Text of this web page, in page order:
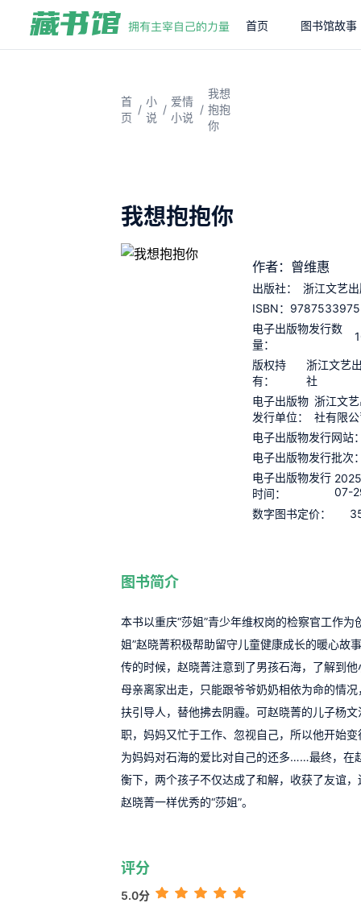
首页 图书馆故事
首
页
/
小
说
/
爱情
小说
/
我想
抱抱
你
我想抱抱你
作者：曾维惠
出版社：
浙江文艺
ISBN：
电子出版物发行数
量：
版权持
有：
浙江文艺
社
电子出版物
发行单位：
浙江文
社有限
电子出版物发行网站
电子出版物发行批次
电子出版物发行
时间：
07-
数字图书定价：
图书简介
本书以重庆“莎姐”青少年维权岗的检察官工作为
姐”赵晓菁积极帮助留守儿童健康成长的暖心故
传的时候，赵晓菁注意到了男孩石海，了解到
母亲离家出走，只能跟爷爷奶奶相依为命的情
扶引导人，替他拂去阴霾。可赵晓菁的儿子杨
职，妈妈又忙于工作、忽视自己，所以他开始
为妈妈对石海的爱比对自己的还多……最终，在
衡下，两个孩子不仅达成了和解，收获了友谊
赵晓菁一样优秀的“莎姐”。
评分
5.0分